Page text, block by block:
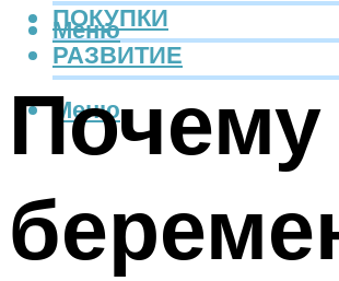
ПОКУПКИ
РАЗВИТИЕ
Меню
Меню
Почему